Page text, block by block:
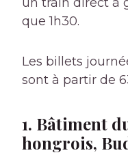
un train direct à
que 1h30.
Les billets
sont à partir de
1. Bâtiment
hongrois,